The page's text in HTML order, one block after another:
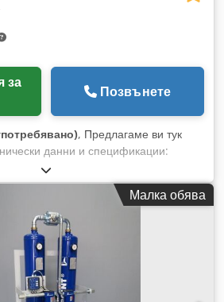
Позвънете
, Предлагаме ви тук
данни и спецификации:
оферта, моля, свържете се с нас.
Малка обява